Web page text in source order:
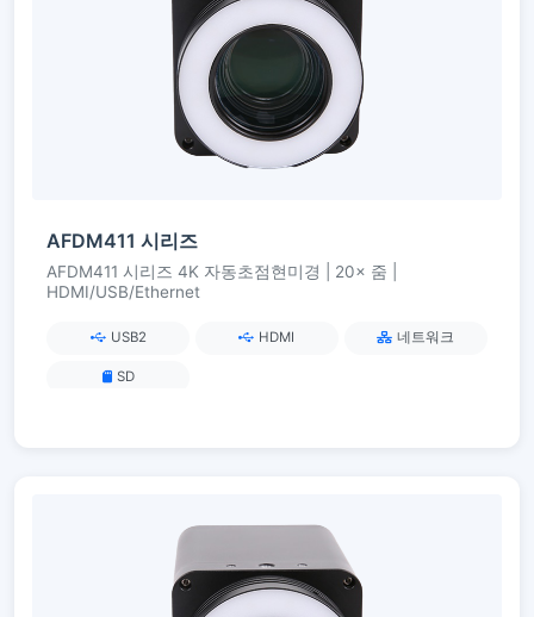
AFDM411 시리즈
AFDM411 시리즈 4K 자동초점현미경 | 20× 줌 |
HDMI/USB/Ethernet
USB2 HDMI 네트워크
SD